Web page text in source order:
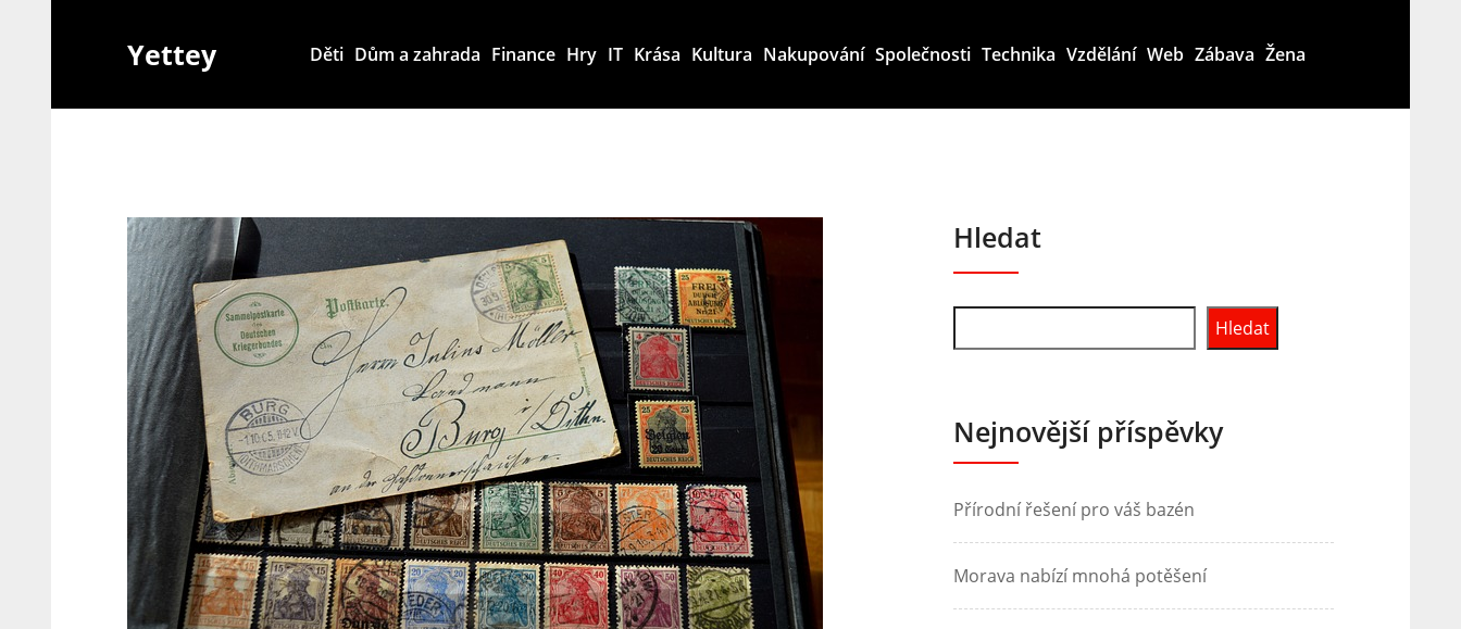
Yettey Děti Dům a zahrada Finance Hry IT Krása Kultura Nakupování Společnosti Technika Vzdělání Web Zábava Žena
Hledat
Hledat
Nejnovější příspěvky
Přírodní řešení pro váš bazén
Morava nabízí mnohá potěšení